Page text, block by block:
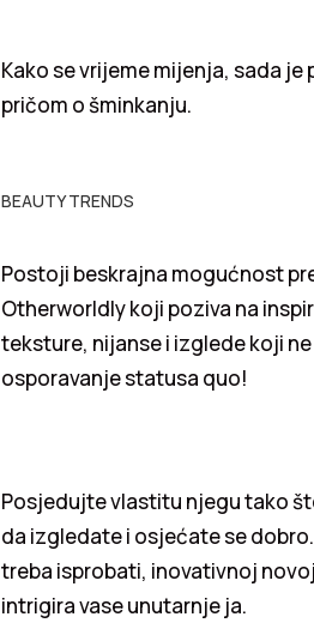
Kako se vrijeme mijenja, sada
pričom o šminkanju.
BEAUTY TRENDS
Postoji beskrajna mogućnost
Otherworldly koji poziva na
teksture, nijanse i izglede koji
osporavanje statusa quo!
Posjedujte vlastitu njegu tako
da izgledate i osjećate se
treba isprobati, inovativnoj
intrigira vase unutarnje ja.